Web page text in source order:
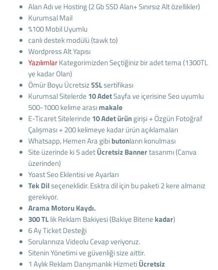
Alan Adı ve Hosting (2 Gb SSD Alan+ Sınırsız Alt özellikler)
Kurumsal Mail
%100 Mobil Uyumlu
canlı destek modülü (tawk to)
Wordpress Alt Yapısı
YazılımlarKategorimizden Seçtiğiniz bir adet tema (1300TL
ye kadar Olan)
Ömür Boyu ÜcretsizSSLsertifikası
Kurumsal Sitelerde 10 AdetSayfa ve içerisine Seo uyumlu
500-1000 kelime arasımakale
E-Ticaret Sitelerinde 10 Adet ürüngirişi + Özgün Fotoğraf
Çalışması + 200 kelimeye kadar ürün açıklamaları
Whatsapp, Hemen Ara gibibutonların konulması
Site üzerinde ki 5 adetÜcretsiz Bannertasarımı (Canva
üzerinden)
Yoast Seo Eklentisi ve Ayarları
Tek Dilseçeneklidir. Esktra dil için bu paketi 2 kere almanız
gerekiyor.
Arama Motoru Kaydı.
300 TLlik Reklam Bakiyesi (Bakiye Bitene kadar)
6 Ay Ticket Desteği
Sorularınıza Videolu Cevap veriyoruz.
Sitenin Yönetimi ve güvenliği size aittir.
1 Aylık Reklam Danışmanlık HizmetiÜcretsiz